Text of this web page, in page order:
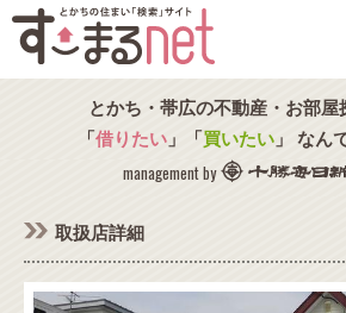
とかち・帯広の不動産・お部屋
「借りたい」「買いたい」 なん
management by
取扱店詳細